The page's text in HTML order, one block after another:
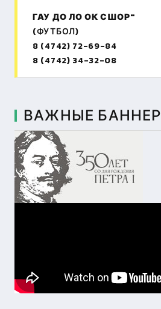
ГАУ ДО ЛО ОК СШОР"
(ФУТБОЛ)
8 (4742) 72-69-84
8 (4742) 34-32-08
ВАЖНЫЕ